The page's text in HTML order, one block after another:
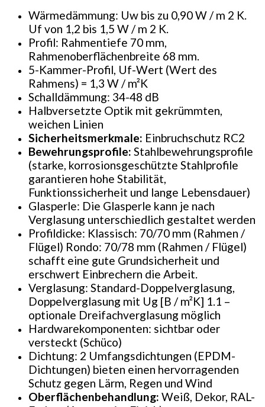
Wärmedämmung: Uw bis zu 0,90 W / m 2 K.
Uf von 1,2 bis 1,5 W / m 2 K.
Profil: Rahmentiefe 70 mm,
Rahmenoberflächenbreite 68 mm.
5-Kammer-Profil, Uf-Wert (Wert des
Rahmens) = 1,3 W / m²K
Schalldämmung: 34-48 dB
Halbversetzte Optik mit gekrümmten,
weichen Linien
Sicherheitsmerkmale: Einbruchschutz RC2
Bewehrungsprofile: Stahlbewehrungsprofile
(starke, korrosionsgeschützte Stahlprofile
garantieren hohe Stabilität,
Funktionssicherheit und lange Lebensdauer)
Glasperle: Die Glasperle kann je nach
Verglasung unterschiedlich gestaltet werden
Profildicke: Klassisch: 70/70 mm (Rahmen /
Flügel) Rondo: 70/78 mm (Rahmen / Flügel)
schafft eine gute Grundsicherheit und
erschwert Einbrechern die Arbeit.
Verglasung: Standard-Doppelverglasung,
Doppelverglasung mit Ug [B / m²K] 1.1 –
optionale Dreifachverglasung möglich
Hardwarekomponenten: sichtbar oder
versteckt (Schüco)
Dichtung: 2 Umfangsdichtungen (EPDM-
Dichtungen) bieten einen hervorragenden
Schutz gegen Lärm, Regen und Wind
Oberflächenbehandlung: Weiß, Dekor, RAL-